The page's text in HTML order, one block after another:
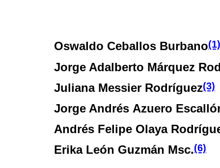
Oswaldo Ceballos Burbano(1)
Jorge Adalberto Márquez
Juliana Messier Rodríguez(3)
Jorge Andrés Azuero
Andrés Felipe Olaya
Erika León Guzmán Msc.(6)